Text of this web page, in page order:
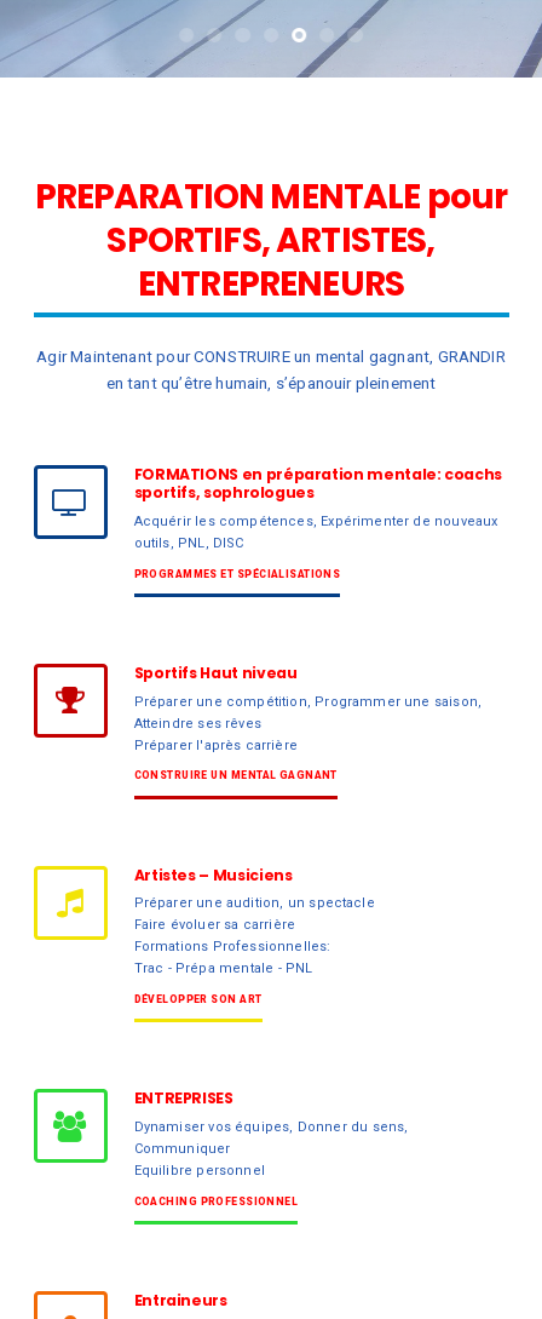
PREPARATION MENTALE pour
SPORTIFS, ARTISTES,
ENTREPRENEURS
Agir Maintenant pour CONSTRUIRE un mental gagnant, GRANDIR
en tant qu’être humain, s’épanouir pleinement
FORMATIONS en préparation mentale: coachs
sportifs, sophrologues
Acquérir les compétences, Expérimenter de nouveaux
outils, PNL, DISC
PROGRAMMES ET SPÉCIALISATIONS
Sportifs Haut niveau
Préparer une compétition, Programmer une saison,
Atteindre ses rêves
Préparer l'après carrière
CONSTRUIRE UN MENTAL GAGNANT
Artistes – Musiciens
Préparer une audition, un spectacle
Faire évoluer sa carrière
Formations Professionnelles:
Trac - Prépa mentale - PNL
DÉVELOPPER SON ART
ENTREPRISES
Dynamiser vos équipes, Donner du sens,
Communiquer
Equilibre personnel
COACHING PROFESSIONNEL
Entraineurs